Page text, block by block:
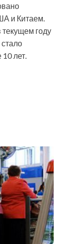
и Китаем.
текущем году
лет.